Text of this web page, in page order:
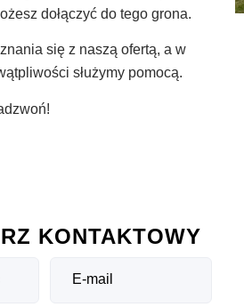
dołączyć do tego grona.
się z naszą ofertą, a w
służymy pomocą.
KONTAKTOWY